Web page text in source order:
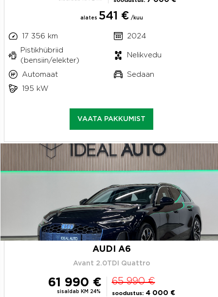
alates 541 € /kuu
17 356 km
2024
Pistikhübriid
(bensiin/elekter)
Nelikvedu
Automaat
Sedaan
195 kW
VAATA PAKKUMIST
AUDI A6
Avant 2.0TDI Quattro
61 990 €
sisaldab KM 24%
65 990 €
soodustus: 4 000 €